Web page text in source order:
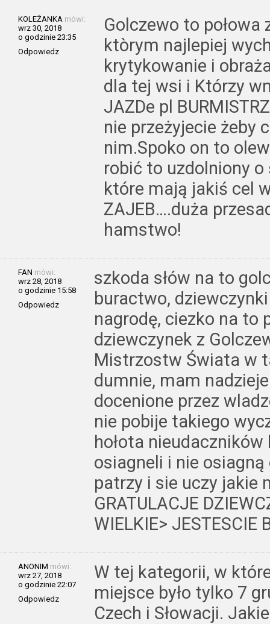
KOLEŻANKA mówi:
wrz 30, 2018
o godzinie 23:35
Odpowiedz
Golczewo to
ktòrym najlepiej
krytykowanie i
dla tej wsi i Którzy
JAZDe pl
nie przeżyjecie żeby
nim.Spoko on to
robić to uzdolniony
które mają jakiś cel
ZAJEB….duża
hamstwo!
FAN mówi:
wrz 28, 2018
o godzinie 15:58
Odpowiedz
szkoda słów na to
buractwo,
nagrodę, ciezko na to
dziewczynek z
Mistrzostw Świata w
dumnie, mam
docenione przez
nie pobije takiego
hołota
osiagneli i nie
patrzy i sie uczy jakie
GRATULACJE
WIELKIE> JESTESCIE
ANONIM mówi:
wrz 27, 2018
o godzinie 22:07
Odpowiedz
W tej kategorii, w
miejsce było tylko 7
Czech i Słowacji.